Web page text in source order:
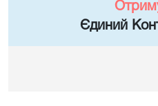
Єдиний